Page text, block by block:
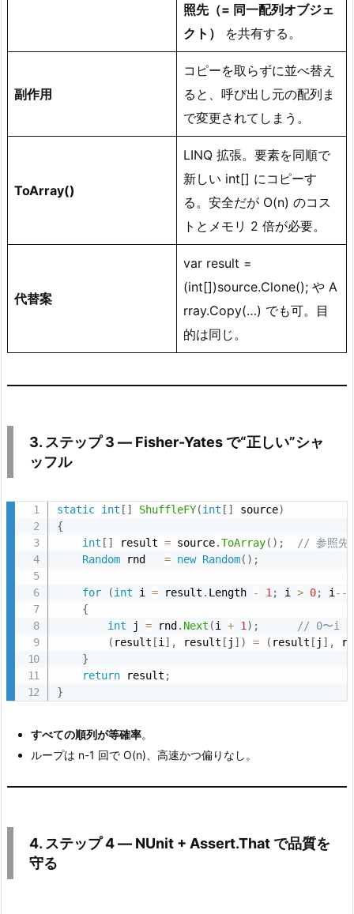
-
a
e
し
ル
テ
4
―
s
e
r
T
h
品
質
照先（= 同一配列オブジェ
クト）
を共有する。
副作用
コピーを取らずに並べ替え
ると、呼び出し元の配列ま
で変更されてしまう。
ToArray()
LINQ 拡張。要素を同順で
新しい int[] にコピーす
る。安全だが O(n) のコス
トとメモリ 2 倍が必要。
代替案
var result =
(int[])source.Clone(); や A
rray.Copy(…) でも可。目
的は同じ。
3. ステップ 3 ― Fisher-Yates で“正しい”シャ
ッフル
static int [ ] ShuffleFY(int [ ] source)
{
int [ ] result = source.ToArray( ) ;
// 参照先
Random rnd = new Random( ) ;
for (int i = result . Length - 1 ; i > 0; i --
{
int j = rnd . Next (i + 1 ) ;
// 0〜i
( result [i ] , result [ j ] ) = ( result [ j ] ,
}
return result ;
}
すべての順列が等確率。
ループは n-1 回で O(n)、高速かつ偏りなし。
4. ステップ 4 ― NUnit + Assert.That で品質を
守る